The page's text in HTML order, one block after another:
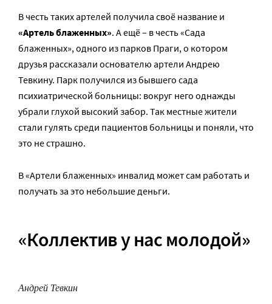
В честь таких артелей получила своё название и
«Артель блаженных». А ещё – в честь «Сада
блаженных», одного из парков Праги, о котором
друзья рассказали основателю артели Андрею
Тевкину. Парк получился из бывшего сада
психиатрической больницы: вокруг него однажды
убрали глухой высокий забор. Так местные жители
стали гулять среди пациентов больницы и поняли, что
это не страшно.
В «Артели блаженных» инвалид может сам работать и
получать за это небольшие деньги.
«Коллектив у нас молодой»
Андрей Тевкин